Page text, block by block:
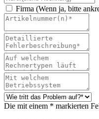
Firma (Wenn ja, bitte
Die mit einem * markierten